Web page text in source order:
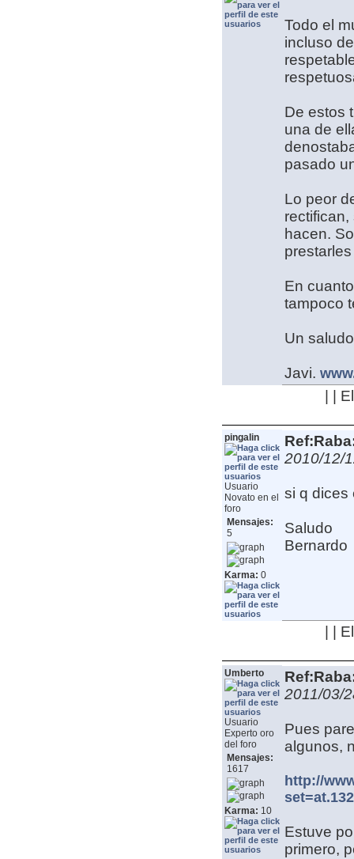
Todo el
incluso
De estos
una de
pasado
Lo peor
rectifican,
hacen.
En
tampoco
Un
Javi.
| |
pingalin
Usuario
Novato en el
foro
Mensajes:
5
Karma: 0
2010/12/
si q dices
Saludo
Bernardo
| |
Umberto
Usuario
Experto oro
del foro
Mensajes:
1617
Karma: 10
2011/03/
Pues
algunos,
http://
Estuve
primero,